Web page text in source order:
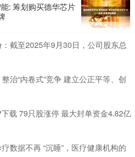
: 筹划购买德华芯片
截至2025年9月30日，公司股东总
治“内卷式”竞争 建立公正平等、创
载 79只股涨停 最大封单资金4.82亿
数据不再 “沉睡”，医疗健康机构的